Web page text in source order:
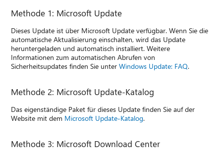
Methode 1: Microsoft Update
Dieses Update ist über Microsoft Update verfügbar. Wenn Sie die
automatische Aktualisierung einschalten, wird das Update
heruntergeladen und automatisch installiert. Weitere
Informationen zum automatischen Abrufen von
Sicherheitsupdates finden Sie unterWindows Update: FAQ.
Methode 2: Microsoft Update-Katalog
Das eigenständige Paket für dieses Update finden Sie auf der
Website mit dem Microsoft Update-Katalog.
Methode 3: Microsoft Download Center